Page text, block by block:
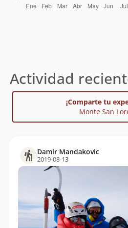
Actividad
¡Comparte tu
Monte San
Damir Mandakovic
2019-08-13